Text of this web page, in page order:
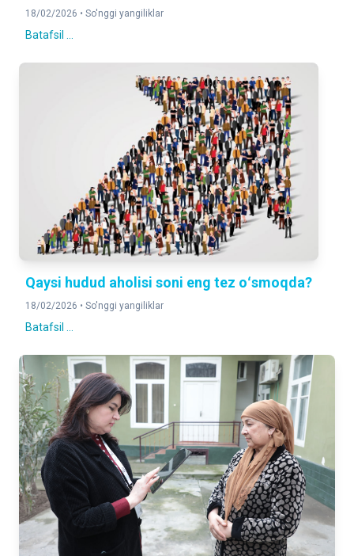
18/02/2026 • So'nggi yangiliklar
Batafsil ...
Qaysi hudud aholisi soni eng tez oʻsmoqda?
18/02/2026 • So'nggi yangiliklar
Batafsil ...